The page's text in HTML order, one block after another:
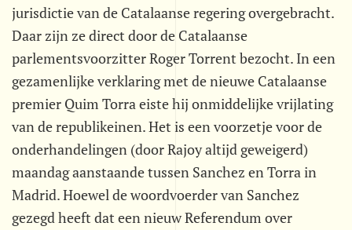
jurisdictie van de Catalaanse regering overgebracht.
Daar zijn ze direct door de Catalaanse
parlementsvoorzitter Roger Torrent bezocht. In een
gezamenlijke verklaring met de nieuwe Catalaanse
premier Quim Torra eiste hij onmiddelijke vrijlating
van de republikeinen. Het is een voorzetje voor de
onderhandelingen (door Rajoy altijd geweigerd)
maandag aanstaande tussen Sanchez en Torra in
Madrid. Hoewel de woordvoerder van Sanchez
gezegd heeft dat een nieuw Referendum over